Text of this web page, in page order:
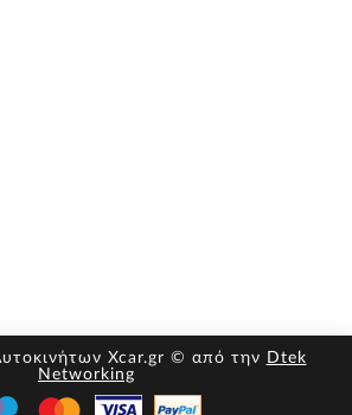
Xcar.gr © από την Dtek
Networking